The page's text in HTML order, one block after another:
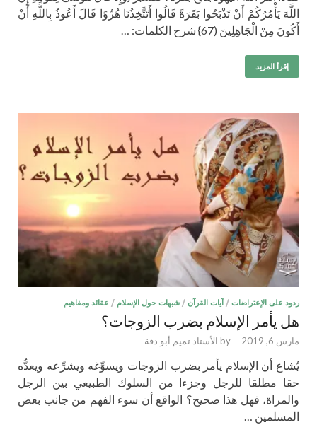
اللَّهَ يَأْمُرُكُمْ أَنْ تَذْبَحُوا بَقَرَةً قَالُوا أَتَتَّخِذُنَا هُزُوًا قَالَ أَعُوذُ بِاللَّهِ أَنْ
أَكُونَ مِنْ الْجَاهِلِينَ (67} شرح الكلمات: …
إقرأ المزيد
ردود على الإعتراضات / آيات القرآن / شبهات حول الإسلام / عقائد ومفاهيم
هل يأمر الإسلام بضرب الزوجات؟
مارس 6, 2019 -
by الأستاذ تميم أبو دقة
يُشاع أن الإسلام يأمر بضرب الزوجات ويسوِّغه ويشرِّعه ويعدُّه
حقا مطلقا للرجل وجزءا من السلوك الطبيعي بين الرجل
والمراة، فهل هذا صحيح؟ الواقع أن سوء الفهم من جانب بعض
المسلمين …